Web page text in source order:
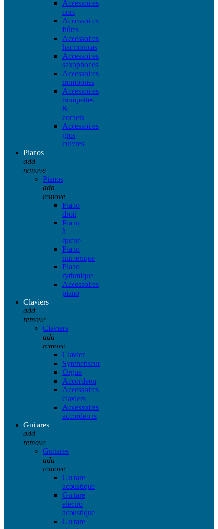
Accessoires
cors
Accessoires
flûtes
Accessoires
harmonicas
Accessoires
saxophones
Accessoires
trombones
Accessoires
trompettes
&
cornets
Accessoires
gros
cuivres
Pianos
add
remove
Pianos
add
remove
Piano
droit
Piano
à
queue
Piano
numerique
Piano
rythmique
Accessoires
piano
Claviers
add
remove
Claviers
add
remove
Clavier
Synthetiseur
Orgue
Accordeon
Accessoires
claviers
Accessoires
accordeons
Guitares
add
remove
Guitares
add
remove
Guitare
acoustique
Guitare
electro
acoustique
Guitare